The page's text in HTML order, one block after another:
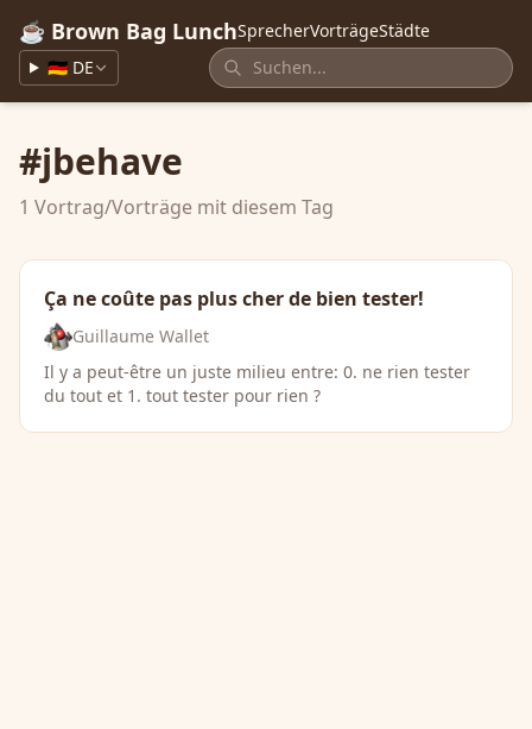
☕ Brown Bag LunchSprecherVorträgeStädte
🇩🇪 DE
#jbehave
1 Vortrag/Vorträge mit diesem Tag
Ça ne coûte pas plus cher de bien tester!
Guillaume Wallet
Il y a peut-être un juste milieu entre: 0. ne rien tester
du tout et 1. tout tester pour rien ?